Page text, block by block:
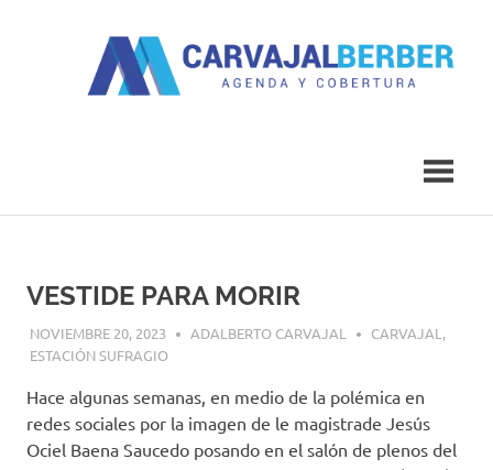
VESTIDE PARA MORIR
NOVIEMBRE 20, 2023 ADALBERTO CARVAJAL CARVAJAL ,
ESTACIÓN SUFRAGIO
Hace algunas semanas, en medio de la polémica en
redes sociales por la imagen de le magistrade Jesús
Ociel Baena Saucedo posando en el salón de plenos del